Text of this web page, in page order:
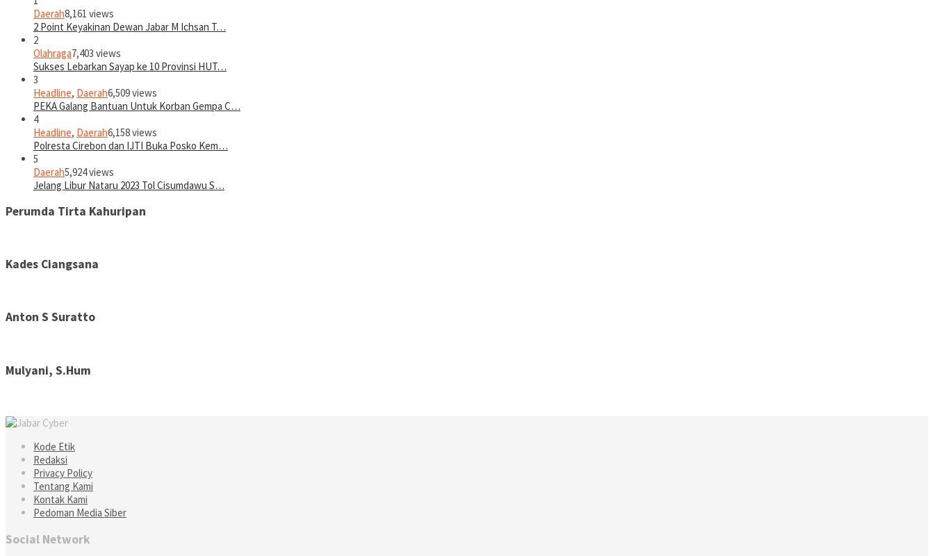
Daerah8,161 views
2 Point Keyakinan Dewan Jabar M Ichsan T…
2
Olahraga7,403 views
Sukses Lebarkan Sayap ke 10 Provinsi HUT…
3
Headline, Daerah6,509 views
PEKA Galang Bantuan Untuk Korban Gempa C…
4
Headline, Daerah6,158 views
Polresta Cirebon dan IJTI Buka Posko Kem…
5
Daerah5,924 views
Jelang Libur Nataru 2023 Tol Cisumdawu S…
Perumda Tirta Kahuripan
Kades Ciangsana
Anton S Suratto
Mulyani, S.Hum
Kode Etik
Redaksi
Privacy Policy
Tentang Kami
Kontak Kami
Pedoman Media Siber
Social Network